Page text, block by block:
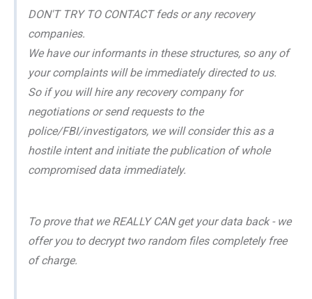
DON'T TRY TO CONTACT feds or any recovery
companies.
We have our informants in these structures, so any of
your complaints will be immediately directed to us.
So if you will hire any recovery company for
negotiations or send requests to the
police/FBI/investigators, we will consider this as a
hostile intent and initiate the publication of whole
compromised data immediately.
To prove that we REALLY CAN get your data back - we
offer you to decrypt two random files completely free
of charge.